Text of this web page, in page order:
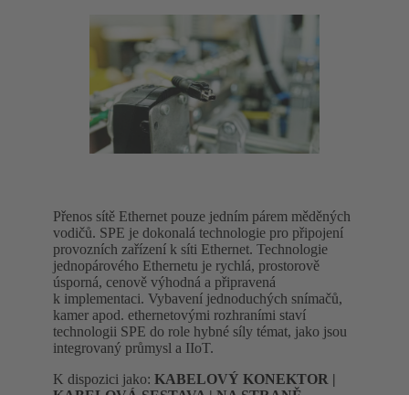
Přenos sítě Ethernet pouze jedním párem měděných
vodičů. SPE je dokonalá technologie pro připojení
provozních zařízení k síti Ethernet. Technologie
jednopárového Ethernetu je rychlá, prostorově
úsporná, cenově výhodná a připravená
k implementaci. Vybavení jednoduchých snímačů,
kamer apod. ethernetovými rozhraními staví
technologii SPE do role hybné síly témat, jako jsou
integrovaný průmysl a IIoT.
K dispozici jako: KABELOVÝ KONEKTOR |